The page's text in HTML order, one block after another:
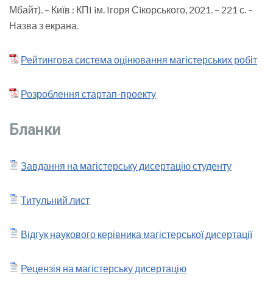
Мбайт). – Київ : КПI iм. Iгоря Сiкорського, 2021. – 221 с. –
Назва з екрана.
Рейтингова система оцінювання магістерських робіт
Розроблення стартап-проекту
Бланки
Завдання на магістерську дисертацію студенту
Титульний лист
Відгук наукового керівника магістерської дисертації
Рецензія на магістерську дисертацію